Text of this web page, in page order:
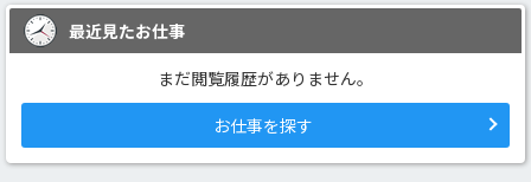
最近見たお仕事
まだ閲覧履歴がありません。
お仕事を探す